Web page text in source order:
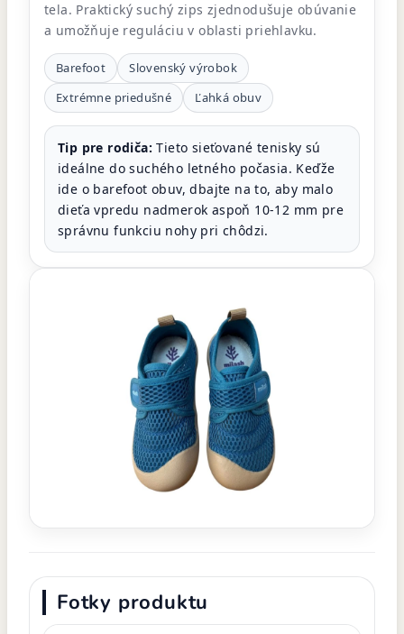
tela. Praktický suchý zips zjednodušuje obúvanie
a umožňuje reguláciu v oblasti priehlavku.
Barefoot
Slovenský výrobok
Extrémne priedušné
Ľahká obuv
Tip pre rodiča: Tieto sieťované tenisky sú
ideálne do suchého letného počasia. Keďže
ide o barefoot obuv, dbajte na to, aby malo
dieťa vpredu nadmerok aspoň 10-12 mm pre
správnu funkciu nohy pri chôdzi.
Fotky produktu